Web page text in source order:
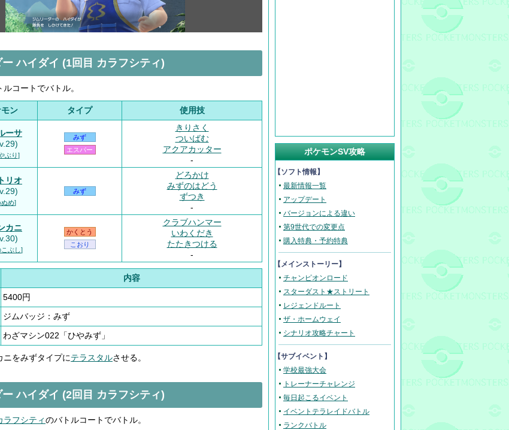
ハイダイ (1回目 カラフシティ)
ルコートでバトル。
ン タイプ 使用技
ーサ
ぶり]
みず
エスパー
きりさく
ついばむ
アクアカッター
-
リオ
ぬめ]
みず
どろかけ
みずのはどう
ずつき
-
カニ
ぶし]
かくとう
こおり
クラブハンマー
いわくだき
たたきつける
-
内容
5400円
ジムバッジ：みず
わざマシン022「ひやみず」
をみずタイプにテラスタルさせる。
ハイダイ (2回目 カラフシティ)
ラフシティのバトルコートでバトル。
ポケモンSV攻略
【ソフト情報】
最新情報一覧
アップデート
バージョンによる違い
第9世代での変更点
購入特典・予約特典
【メインストーリー】
チャンピオンロード
スターダスト★ストリート
レジェンドルート
ザ・ホームウェイ
シナリオ攻略チャート
【サブイベント】
学校最強大会
トレーナーチャレンジ
毎日起こるイベント
イベントテラレイドバトル
ランクバトル